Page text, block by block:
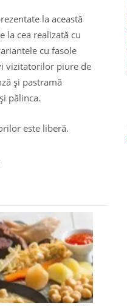
la această
la cea realizată cu
cu fasole
vizitatorilor piure de
şi pastramă
pălinca.
este liberă.